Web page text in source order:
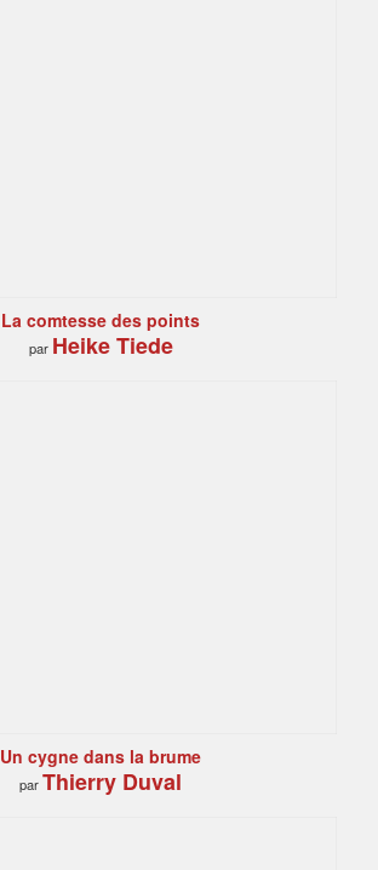
La comtesse des points
par Heike Tiede
Un cygne dans la brume
parThierry Duval